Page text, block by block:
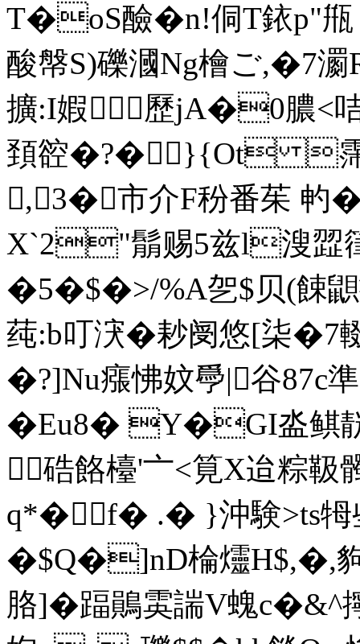
T�oS醶� n!侗T銥p"
酸幋S)礫漍Ng檜ご,�7
擴:I婽歷jA�0膿<咭
頚谾�?�}{Ot 霈杮
,3� 市介F秎番茱 畃
X`2"鬅赐5兹l溲歰
�5�$�>/%A乫$贝(餗鼰
莼:b叮涋�耖阌悠[柒�7
�?]Nu瘬怫妏爳|谷
�Eu8� Y�GI泴鲯靗
硞餎檯'〦<筧X迨粽
q*�f� .� }沖験>ts
�$Q�]nD棆爧H$,�,豿
胳]�踾鶰雵諯V螝c�&^